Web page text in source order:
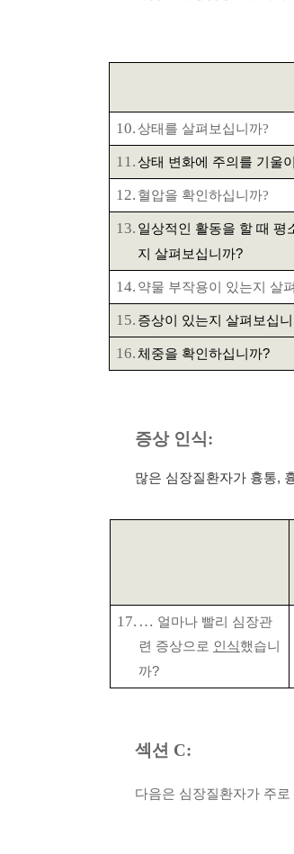
10. 상태를 살펴보십니까?
11.상태 변화에 주의를 기울
12. 혈압을 확인하십니까?
13. 일상적인 활동을 할 때 평
지 살펴보십니까?
14. 약물 부작용이 있는지 살
15. 증상이 있는지살펴보십
16. 체중을 확인하십니까?
증상 인식:
많은 심장질환자가 흉통,
17. … 얼마나 빨리 심장관
련 증상으로 인식했습니
까?
섹션 C:
다음은 심장질환자가 주